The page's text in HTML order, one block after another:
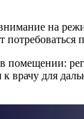
на
помещении:
врачу для